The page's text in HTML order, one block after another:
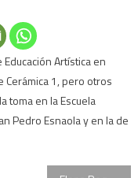
Artística en
Cerámica 1, pero otros
toma en la Escuela
Pedro Esnaola y en la de